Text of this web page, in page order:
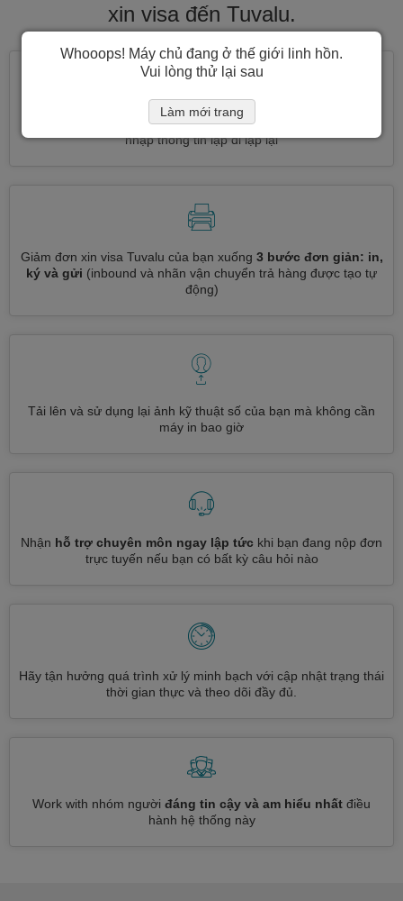
xin visa đến Tuvalu.
Đăng ký nhiều loại visa cùng một lúc
nhập thông tin lặp đi lặp lại
Giảm đơn xin visa Tuvalu của bạn xuống 3 bước đơn giản: in,
ký và gửi (inbound và nhãn vận chuyển trả hàng được tạo tự
động)
Tải lên và sử dụng lại ảnh kỹ thuật số của bạn mà không cần
máy in bao giờ
Nhận hỗ trợ chuyên môn ngay lập tức khi bạn đang nộp đơn
trực tuyến nếu bạn có bất kỳ câu hỏi nào
Hãy tận hưởng quá trình xử lý minh bạch với cập nhật trạng thái
thời gian thực và theo dõi đầy đủ.
Work with nhóm người đáng tin cậy và am hiểu nhất điều
hành hệ thống này
Whooops! Máy chủ đang ở thế giới linh hồn.
Vui lòng thử lại sau
Làm mới trang